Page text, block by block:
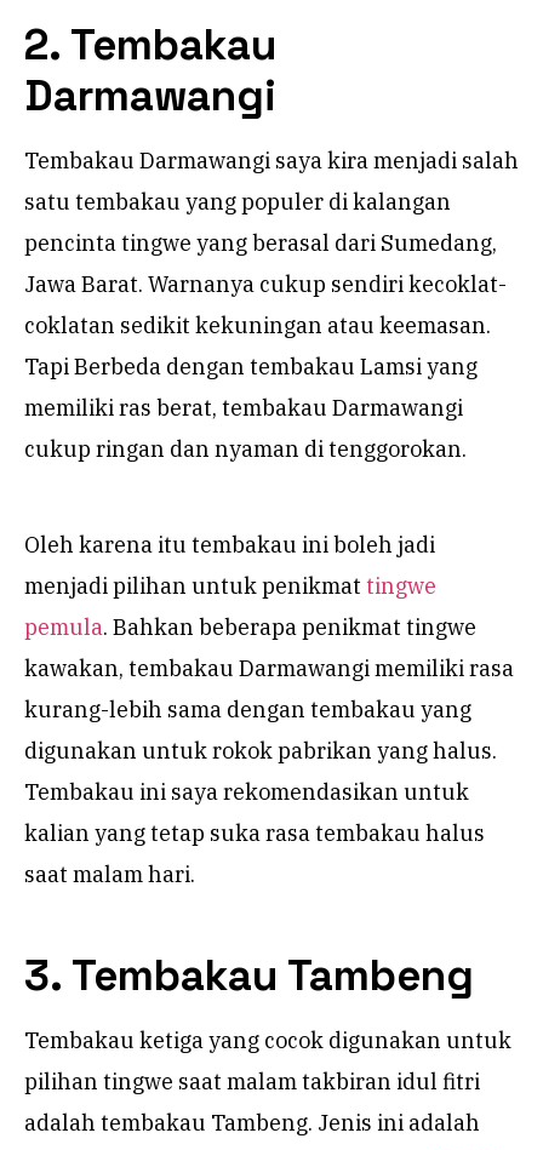
2. Tembakau
Darmawangi
Tembakau Darmawangi saya kira menjadi salah
satu tembakau yang populer di kalangan
pencinta tingwe yang berasal dari Sumedang,
Jawa Barat. Warnanya cukup sendiri kecoklat-
coklatan sedikit kekuningan atau keemasan.
Tapi Berbeda dengan tembakau Lamsi yang
memiliki ras berat, tembakau Darmawangi
cukup ringan dan nyaman di tenggorokan.
Oleh karena itu tembakau ini boleh jadi
menjadi pilihan untuk penikmat tingwe
pemula. Bahkan beberapa penikmat tingwe
kawakan, tembakau Darmawangi memiliki rasa
kurang-lebih sama dengan tembakau yang
digunakan untuk rokok pabrikan yang halus.
Tembakau ini saya rekomendasikan untuk
kalian yang tetap suka rasa tembakau halus
saat malam hari.
3. Tembakau Tambeng
Tembakau ketiga yang cocok digunakan untuk
pilihan tingwe saat malam takbiran idul fitri
adalah tembakau Tambeng. Jenis ini adalah